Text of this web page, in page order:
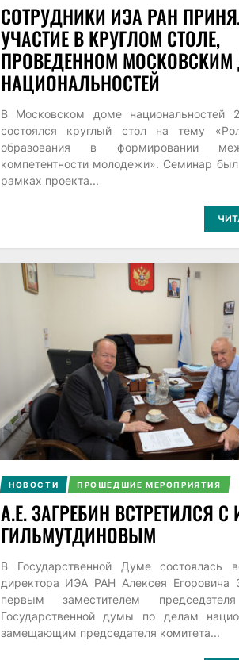
СОТРУДНИКИ ИЭА РАН
УЧАСТИЕ В КРУГЛОМ СТОЛЕ,
ПРОВЕДЕННОМ
НАЦИОНАЛЬНОСТЕЙ
В Московском доме национальностей
состоялся круглый стол на тему
образования в формировании
компетентности молодежи». Семинар
рамках проекта...
НОВОСТИ ПРОШЕДШИЕ МЕРОПРИЯТИЯ
А.Е. ЗАГРЕБИН ВСТРЕТИЛСЯ С
ГИЛЬМУТДИНОВЫМ
В Государственной Думе состоялась
директора ИЭА РАН Алексея Егоровича
первым заместителем
Государственной думы по делам
замещающим председателя комитета...